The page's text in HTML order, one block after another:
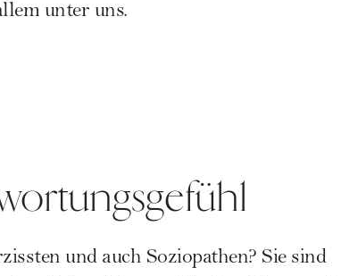
unter uns.
und auch Soziopathen? Sie sind